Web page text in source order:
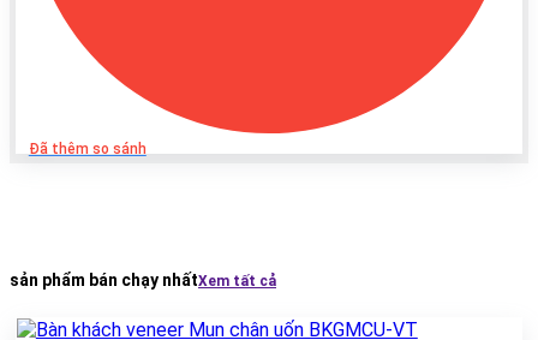
Đã thêm so sánh
sản phẩm bán chạy nhấtXem tất cả